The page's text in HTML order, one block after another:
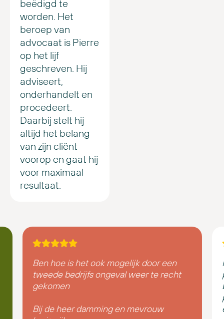
beëdigd te
worden. Het
beroep van
advocaat is Pierre
op het lijf
geschreven. Hij
adviseert,
onderhandelt en
procedeert.
Daarbij stelt hij
altijd het belang
van zijn cliënt
voorop en gaat hij
voor maximaal
resultaat.
Ben hoe is het ook mogelijk door een
tweede bedrijfs ongeval weer te recht
gekomen
Bij de heer damming en mevrouw